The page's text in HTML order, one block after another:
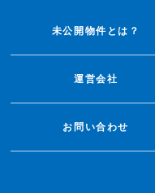
未公開物件とは？
運営会社
お問い合わせ